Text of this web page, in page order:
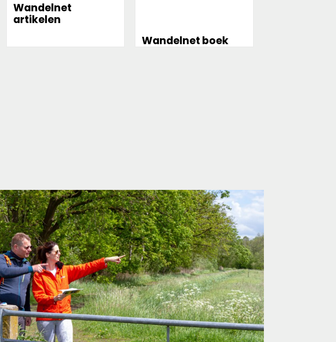
Wandelnet
artikelen
Wandelnet boek